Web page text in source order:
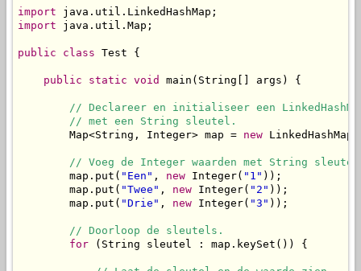
import
import java.util.Map;
public class Test {
public static void main(String[] args) {
// Declareer en initialiseer een
        // met een String sleutel.
        Map<String, Integer> map =
new
// Voeg de Integer waarden met String
        map.put(
"Een" , new Integer( "1" ));
        map.put(
"Twee" , new Integer( "2" ));
        map.put(
"Drie" , new Integer( "3" ));
// Doorloop de sleutels.
for (String sleutel : map.keySet()) {